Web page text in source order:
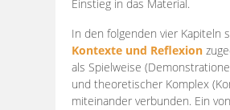
Einstieg in das Material.
In den folgenden vier Kapiteln
Kontexte und Reflexion
als Spielweise
und theoretischer Komplex
miteinander verbunden. Ein